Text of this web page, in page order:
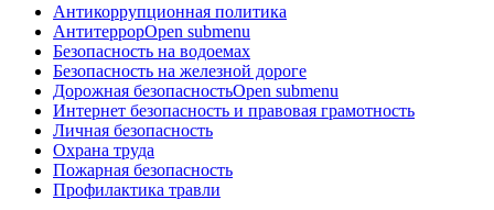
Антикоррупционная политика
АнтитеррорOpen submenu
Безопасность на водоемах
Безопасность на железной дороге
Дорожная безопасностьOpen submenu
Интернет безопасность и правовая грамотность
Личная безопасность
Охрана труда
Пожарная безопасность
Профилактика травли